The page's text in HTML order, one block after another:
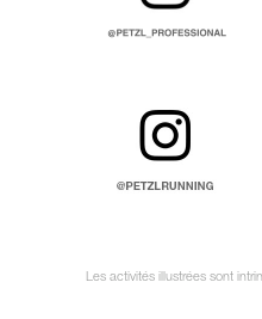
Les activités illustrées sont